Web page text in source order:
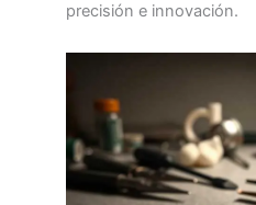
precisión e innovación.